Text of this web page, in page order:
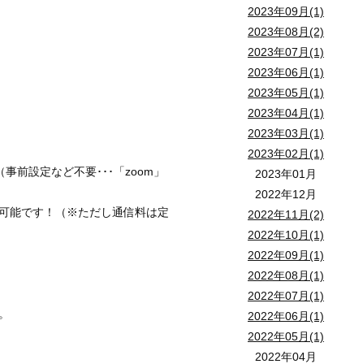
2023年09月(1)
2023年08月(2)
2023年07月(1)
2023年06月(1)
2023年05月(1)
2023年04月(1)
2023年03月(1)
2023年02月(1)
2023年01月
2022年12月
2022年11月(2)
2022年10月(1)
2022年09月(1)
2022年08月(1)
2022年07月(1)
2022年06月(1)
2022年05月(1)
2022年04月
前設定など不要･･･「zoom」
能です！（※ただし通信料は定